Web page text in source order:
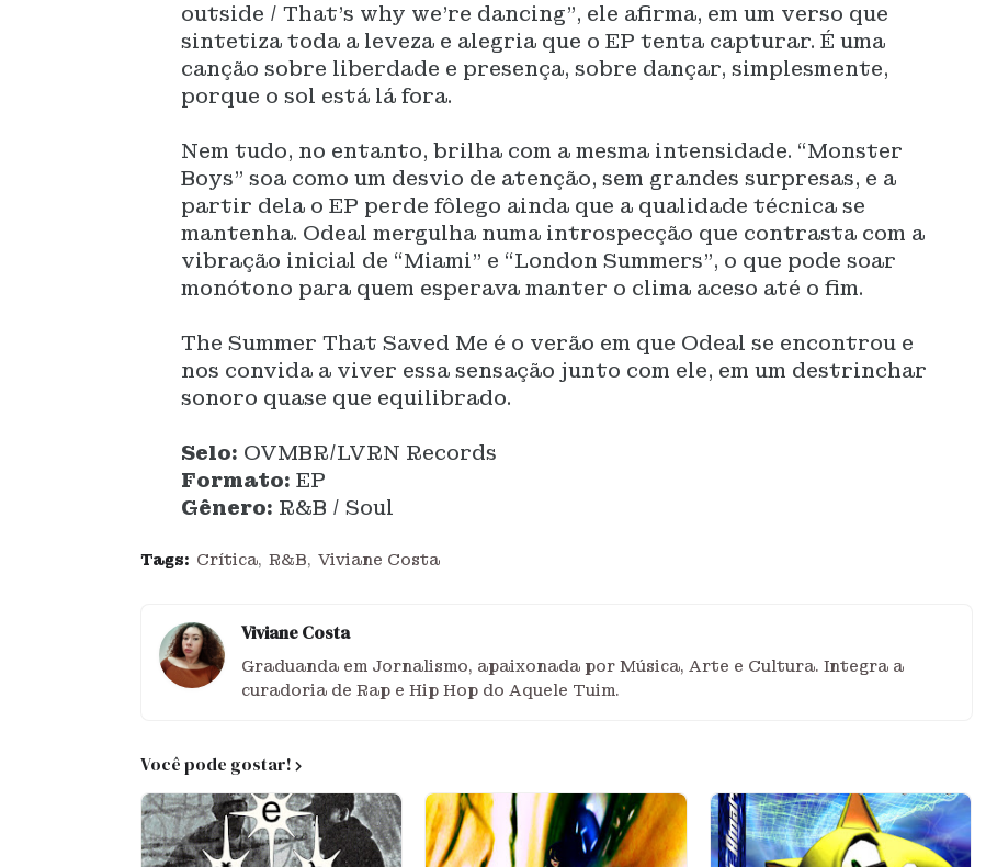
outside / That’s why we’re dancing”, ele afirma, em um verso que
sintetiza toda a leveza e alegria que o EP tenta capturar. É uma
canção sobre liberdade e presença, sobre dançar, simplesmente,
porque o sol está lá fora.
Nem tudo, no entanto, brilha com a mesma intensidade. “Monster
Boys” soa como um desvio de atenção, sem grandes surpresas, e a
partir dela o EP perde fôlego ainda que a qualidade técnica se
mantenha. Odeal mergulha numa introspecção que contrasta com a
vibração inicial de “Miami” e “London Summers”, o que pode soar
monótono para quem esperava manter o clima aceso até o fim.
The Summer That Saved Me é o verão em que Odeal se encontrou e
nos convida a viver essa sensação junto com ele, em um destrinchar
sonoro quase que equilibrado.
Selo: OVMBR/LVRN Records
Formato: EP
Gênero: R&B / Soul
Tags: Crítica R&B Viviane Costa
Viviane Costa
Graduanda em Jornalismo, apaixonada por Música, Arte e Cultura. Integra a
curadoria de Rap e Hip Hop do Aquele Tuim.
Você pode gostar!